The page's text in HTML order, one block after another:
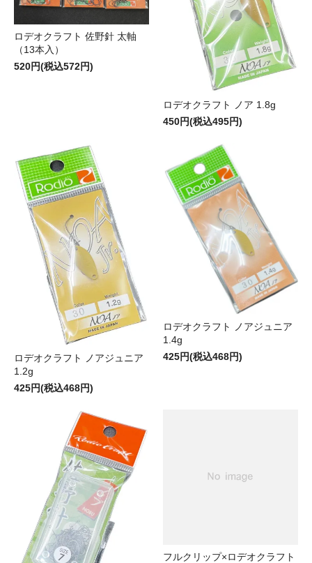
ロデオクラフト 佐野針 太軸
（13本入）
520円(税込572円)
ロデオクラフト ノア 1.8g
450円(税込495円)
ロデオクラフト ノアジュニア
1.2g
425円(税込468円)
ロデオクラフト ノアジュニア
1.4g
425円(税込468円)
フルクリップ×ロデオクラフト